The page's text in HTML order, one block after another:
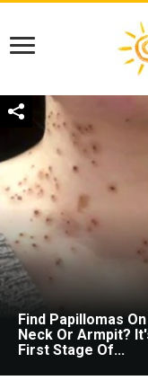
Find Papillomas
Neck Or Armpit?
First Stage Of...